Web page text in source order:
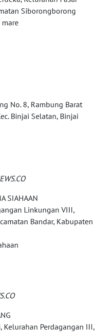
Siborongborong
mare
No. 8, Rambung Barat
Binjai Selatan, Binjai
SIAHAAN
Linkungan VIII,
Bandar, Kabupaten
Kelurahan Perdagangan III,